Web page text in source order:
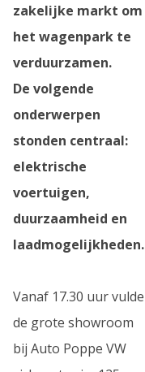
zakelijke markt om
het wagenpark te
verduurzamen.
De volgende
onderwerpen
stonden centraal:
elektrische
voertuigen,
duurzaamheid en
laadmogelijkheden.
Vanaf 17.30 uur vulde
de grote showroom
bij Auto Poppe VW